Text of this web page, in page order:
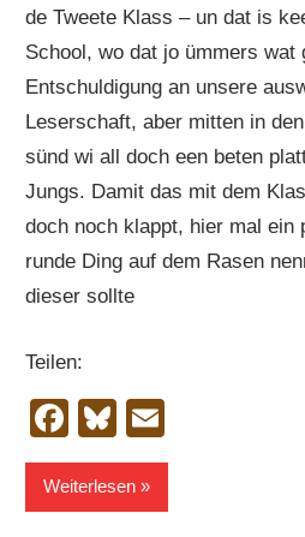
de Tweete Klass – un dat is
School, wo dat jo ümmers wat
Entschuldigung an unsere
Leserschaft, aber mitten in
sünd wi all doch een beten
Jungs. Damit das mit dem
doch noch klappt, hier mal ein
runde Ding auf dem Rasen
dieser sollte
Teilen:
Facebook
Bluesky
Weiterlesen